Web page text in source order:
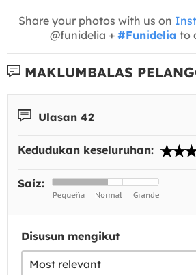
Share your photos with us on
@funidelia + #Funidelia to
MAKLUMBALAS
Ulasan 42
Kedudukan keseluruhan:
Saiz:
Disusun mengikut